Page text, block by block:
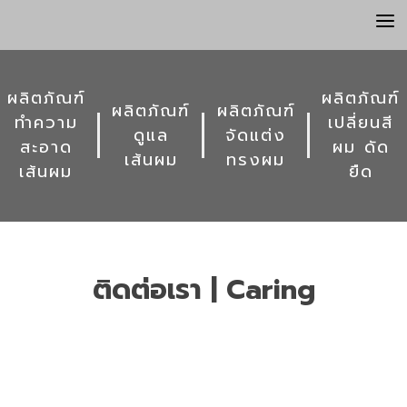
a
ผลิตภัณฑ์
ทำความ
สะอาด
เส้นผม
ผลิตภัณฑ์
ดูแล
เส้นผม
ผลิตภัณฑ์
จัดแต่ง
ทรงผม
ผลิตภัณฑ์
เปลี่ยนสี
ผม ดัด
ยืด
ติดต่อเรา | Caring